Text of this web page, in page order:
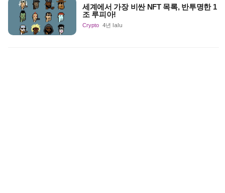
세계에서 가장 비싼 NFT 목록, 반투명한 1
조 루피아!
Crypto 4년 lalu